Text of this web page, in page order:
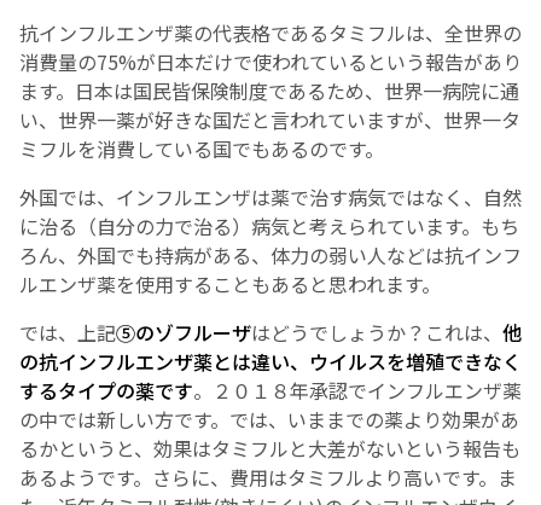
抗インフルエンザ薬の代表格であるタミフルは、全世界の
消費量の75%が日本だけで使われているという報告があり
ます。日本は国民皆保険制度であるため、世界一病院に通
い、世界一薬が好きな国だと言われていますが、世界一タ
ミフルを消費している国でもあるのです。
外国では、インフルエンザは薬で治す病気ではなく、自然
に治る（自分の力で治る）病気と考えられています。もち
ろん、外国でも持病がある、体力の弱い人などは抗インフ
ルエンザ薬を使用することもあると思われます。
では、上記⑤のゾフルーザはどうでしょうか？これは、 他
の抗インフルエンザ薬とは違い、ウイルスを増殖できなく
するタイプの薬です。２０１８年承認でインフルエンザ薬
の中では新しい方です。では、いままでの薬より効果があ
るかというと、効果はタミフルと大差がないという報告も
あるようです。さらに、費用はタミフルより高いです。ま